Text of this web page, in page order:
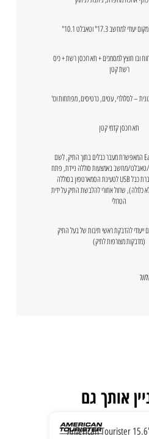
למחשב 17.3" וטאבלט 10.1"
ובו חוצץ למסמכים + תא רוכסן רשת + כיס
רשת קטן
– לסלולרי, עטים, כרטיסים, מפתחות וכו'
תא רוכסן קדמי קטן
מערכת Easy-Pass המאפשרת מעבר כבלים בתוך התיק, לשם
טאבלט/מחשב באמצעות סוללה ניידת, פתח
בתא ראשי להעברת כבל USB לטעינת הסמארטפון בסוללה
כלולה), שרוול אחורי להלבשת התיק על ידית
הטרולי
ייעודי להדבקת ראשי תיבות של בעל התיק
(מדבקות מצורפות לתיק)
אותך גם